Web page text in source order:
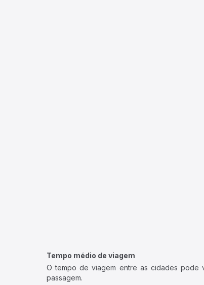
Tempo médio de viagem
O tempo de viagem entre as cidades pode
passagem.